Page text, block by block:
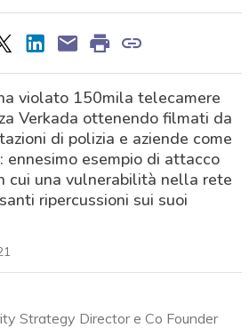
violato 150mila telecamere
Verkada ottenendo filmati da
di polizia e aziende come
ennesimo esempio di attacco
cui una vulnerabilità nella rete
ripercussioni sui suoi
Strategy Director e Co Founder